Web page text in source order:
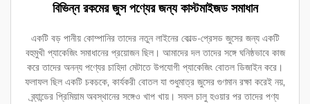
বিভিন্ন রকমের জুস পণ্যের জন্য কাস্টমাইজড সমাধান
একটি বড় পানীয় কোম্পানির তাদের নতুন লাইনের কোল্ড-প্রেসড জুসের জন্য একটি
বহুমুখী প্যাকেজিং সমাধানের প্রয়োজন ছিল। আমাদের দল তাদের সঙ্গে ঘনিষ্ঠভাবে কাজ
করে তাদের অনন্য পণ্যের চাহিদা মেটাতে উপযোগী প্যাকেজিং বোতল ডিজাইন করে।
ফলাফল ছিল একটি চকচকে, কার্যকরী বোতল যা শুধুমাত্র জুসের গুণমান রক্ষা করেই নয়,
ব্র্যান্ডের প্রিমিয়াম অবস্থানের সঙ্গেও খাপ খায়। সফল চালু হওয়ার পর তাদের পণ্য